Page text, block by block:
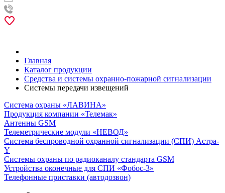
Главная
Каталог продукции
Средства и системы охранно-пожарной сигнализации
Системы передачи извещений
Система охраны «ЛАВИНА»
Продукция компании «Телемак»
Антенны GSM
Телеметрические модули «НЕВОД»
Система беспроводной охранной сигнализации (СПИ) Астра-
Y
Системы охраны по радиоканалу стандарта GSM
Устройства оконечные для СПИ «Фобос-3»
Телефонные приставки (автодозвон)